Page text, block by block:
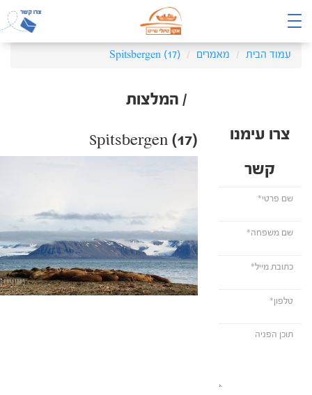
עמוד הבית מאמרים Spitsbergen (17)
/ המלצות
צרו עימנו
קשר
Spitsbergen (17)